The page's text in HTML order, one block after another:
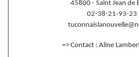
45800 - Saint Jean de
02-38-21-93-23
=> Contact : Aline